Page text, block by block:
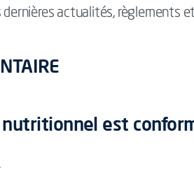
actualités, règlements
est